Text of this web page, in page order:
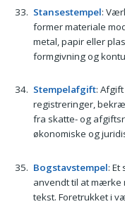
Stansestempel:
former materiale
metal, papir eller
formgivning og
Stempelafgift:
registreringer,
fra skatte- og
økonomiske og
Bogstavstempel:
anvendt til at
tekst. Foretrukket i